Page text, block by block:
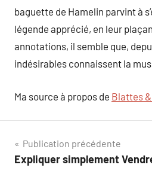
baguette de Hamelin parvint à
légende apprécié, en leur
annotations, il semble que,
indésirables connaissent la
Ma source à propos de Blattes
Navigation
de
Publication précédente
Expliquer simplement